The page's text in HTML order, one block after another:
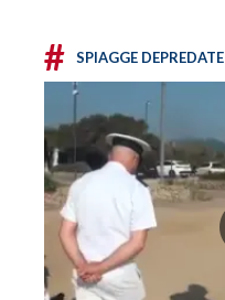
# SPIAGGE DEPREDATE